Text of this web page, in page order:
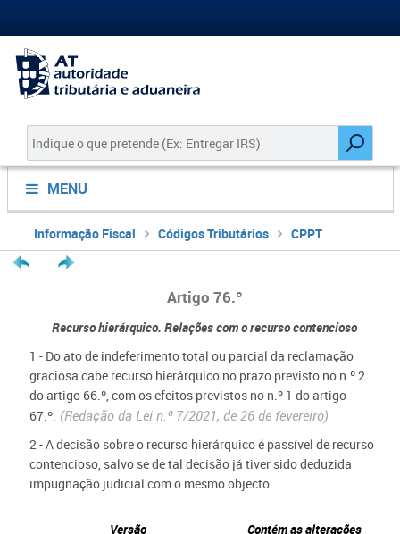
MENU
Informação Fiscal Códigos Tributários CPPT
Artigo 76.º
Recurso hierárquico. Relações com o recurso contencioso
1 - Do ato de indeferimento total ou parcial da reclamação
graciosa cabe recurso hierárquico no prazo previsto no n.º 2
do artigo 66.º, com os efeitos previstos no n.º 1 do artigo
67.º. (Redação da Lei n.º 7/2021, de 26 de fevereiro)
2 - A decisão sobre o recurso hierárquico é passível de recurso
contencioso, salvo se de tal decisão já tiver sido deduzida
impugnação judicial com o mesmo objecto.
Versão
Contém as alterações